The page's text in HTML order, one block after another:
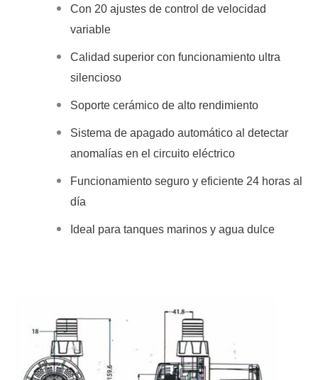
Con 20 ajustes de control de velocidad
variable
Calidad superior con funcionamiento ultra
silencioso
Soporte cerámico de alto rendimiento
Sistema de apagado automático al detectar
anomalías en el circuito eléctrico
Funcionamiento seguro y eficiente 24 horas al
día
Ideal para tanques marinos y agua dulce